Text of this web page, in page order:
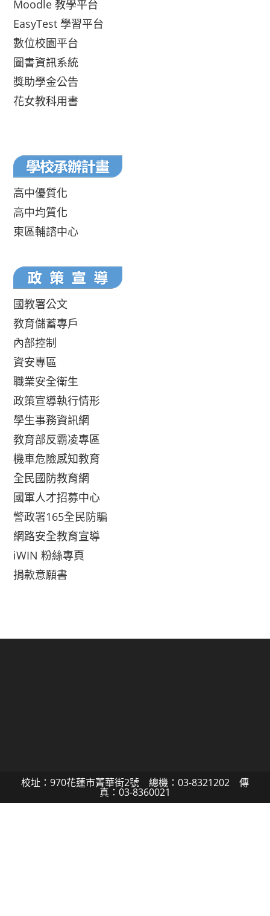
Moodle 教學平台
EasyTest 學習平台
數位校園平台
圖書資訊系統
獎助學金公告
花女教科用書
高中優質化
高中均質化
東區輔諮中心
國教署公文
教育儲蓄專戶
內部控制
資安專區
職業安全衛生
政策宣導執行情形
學生事務資訊網
教育部反霸凌專區
機車危險感知教育
全民國防教育網
國軍人才招募中心
警政署165全民防騙
網路安全教育宣導
iWIN 粉絲專頁
捐款意願書
校址：970花蓮市菁華街2號 總機：03-8321202 傳
真：03-8360021